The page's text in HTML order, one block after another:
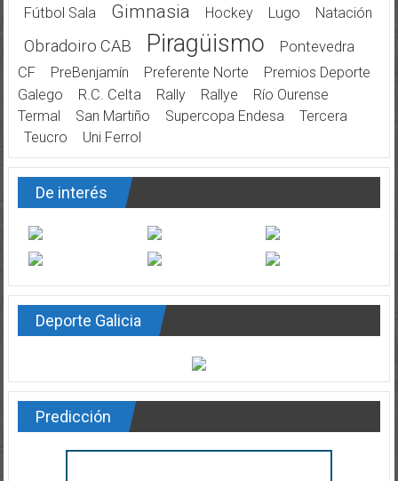
Fútbol Sala Gimnasia Hockey Lugo Natación
Obradoiro CAB Piragüismo
Pontevedra
CF
PreBenjamín Preferente Norte
Premios Deporte
Galego
R.C. Celta Rally Rallye
Río Ourense
Termal
San Martiño Supercopa Endesa
Tercera
Teucro
Uni Ferrol
De interés
Deporte Galicia
Predicción